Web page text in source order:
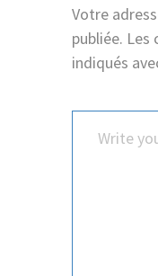
Votre
publiée. Les
indiqués